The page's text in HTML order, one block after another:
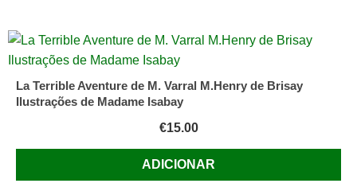
La Terrible Aventure de M. Varral M.Henry de Brisay
Ilustrações de Madame Isabay
€15.00
ADICIONAR